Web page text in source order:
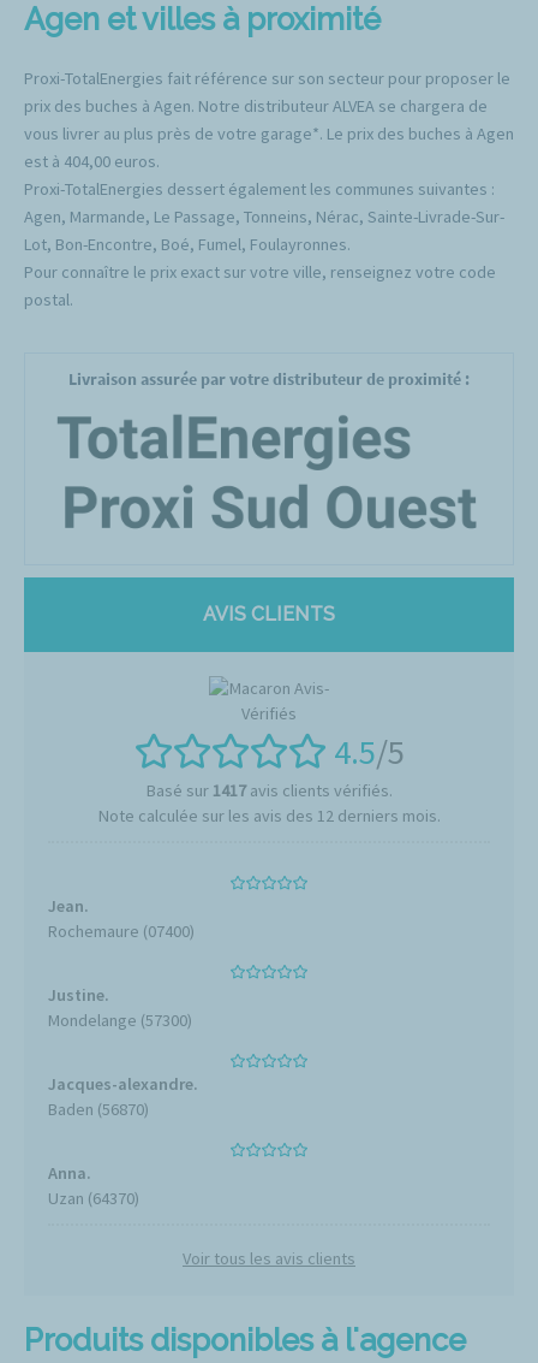
Agen et villes à proximité
Proxi-TotalEnergies fait référence sur son secteur pour proposer le
prix des buches à Agen. Notre distributeur ALVEA se chargera de
vous livrer au plus près de votre garage*. Le prix des buches à Agen
est à 404,00 euros.
Proxi-TotalEnergies dessert également les communes suivantes :
Agen, Marmande, Le Passage, Tonneins, Nérac, Sainte-Livrade-Sur-
Lot, Bon-Encontre, Boé, Fumel, Foulayronnes.
Pour connaître le prix exact sur votre ville, renseignez votre code
postal.
Produits disponibles à l'agence
Livraison assurée par votre distributeur de proximité :
AVIS CLIENTS
4.5/5
Basé sur 1417avis clients vérifiés.
Note calculée sur les avis des 12 derniers mois.
Jean.
Rochemaure (07400)
Justine.
Mondelange (57300)
Jacques-alexandre.
Baden (56870)
Anna.
Uzan (64370)
Voir tous les avis clients